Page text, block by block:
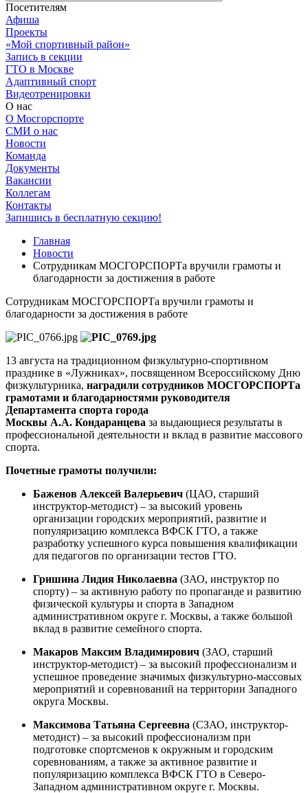
Посетителям
Афиша
Проекты
«Мой спортивный район»
Запись в секции
ГТО в Москве
Адаптивный спорт
Видеотренировки
О нас
О Мосгорспорте
СМИ о нас
Новости
Команда
Документы
Вакансии
Коллегам
Контакты
Запишись в бесплатную секцию!
Главная
Новости
Сотрудникам МОСГОРСПОРТа вручили грамоты и
благодарности за достижения в работе
Сотрудникам МОСГОРСПОРТа вручили грамоты и
благодарности за достижения в работе
13 августа на традиционном физкультурно-спортивном
празднике в «Лужниках», посвященном Всероссийскому Дню
физкультурника, наградили сотрудников МОСГОРСПОРТа
грамотами и благодарностями руководителя
Департамента спорта города
Москвы А.А. Кондаранцева за выдающиеся результаты в
профессиональной деятельности и вклад в развитие массового
спорта.
Почетные грамоты получили:
Баженов Алексей Валерьевич (ЦАО, старший
инструктор-методист) – за высокий уровень
организации городских мероприятий, развитие и
популяризацию комплекса ВФСК ГТО, а также
разработку успешного курса повышения квалификации
для педагогов по организации тестов ГТО.
Гришина Лидия Николаевна (ЗАО, инструктор по
спорту) – за активную работу по пропаганде и развитию
физической культуры и спорта в Западном
административном округе г. Москвы, а также большой
вклад в развитие семейного спорта.
Макаров Максим Владимирович (ЗАО, старший
инструктор-методист) – за высокий профессионализм и
успешное проведение значимых физкультурно-массовых
мероприятий и соревнований на территории Западного
округа Москвы.
Максимова Татьяна Сергеевна (СЗАО, инструктор-
методист) – за высокий профессионализм при
подготовке спортсменов к окружным и городским
соревнованиям, а также за активное развитие и
популяризацию комплекса ВФСК ГТО в Северо-
Западном административном округе г. Москвы.